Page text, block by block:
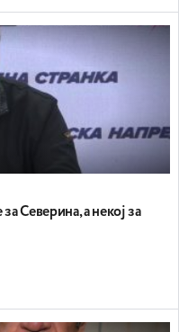
Северина, а некој за